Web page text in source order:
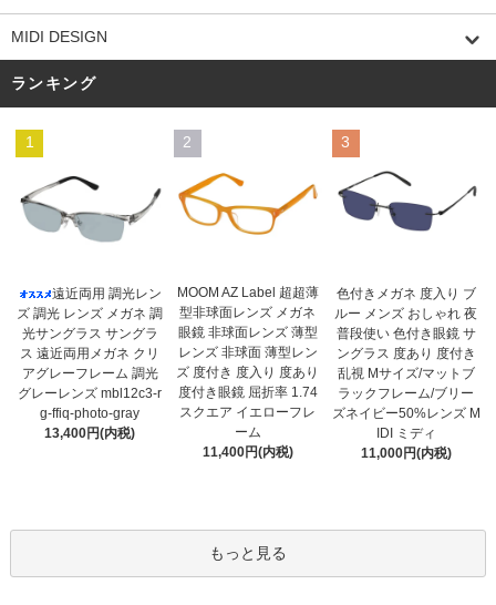
MIDI DESIGN
ランキング
1
遠近両用 調光レン
ズ 調光 レンズ メガネ 調
光サングラス サングラ
ス 遠近両用メガネ クリ
アグレーフレーム 調光
グレーレンズ mbl12c3-r
g-ffiq-photo-gray
13,400円(内税)
2
MOOM AZ Label 超超薄
型非球面レンズ メガネ
眼鏡 非球面レンズ 薄型
レンズ 非球面 薄型レン
ズ 度付き 度入り 度あり
度付き眼鏡 屈折率 1.74
スクエア イエローフレ
ーム
11,400円(内税)
3
色付きメガネ 度入り ブ
ルー メンズ おしゃれ 夜
普段使い 色付き眼鏡 サ
ングラス 度あり 度付き
乱視 Mサイズ/マットブ
ラックフレーム/ブリー
ズネイビー50%レンズ M
IDI ミディ
11,000円(内税)
もっと見る